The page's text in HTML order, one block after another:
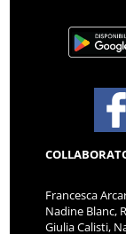
Francesca
Nadine Blanc,
Giulia Calisti,